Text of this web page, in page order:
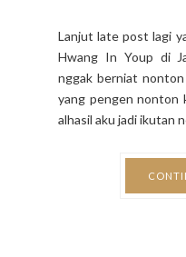
Lanjut late post lagi
Hwang In Youp di
nggak berniat
yang pengen nonton
alhasil aku jadi ikutan